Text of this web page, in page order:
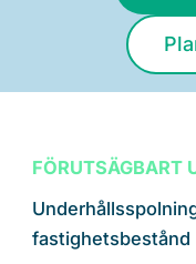
FÖRUTSÄGBART
fastighetsbestånd